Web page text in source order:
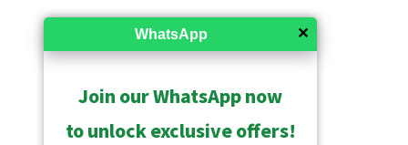
✕
WhatsApp
Join our WhatsApp now
to unlock exclusive offers!